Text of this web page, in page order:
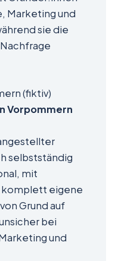
Marketing und
sie die
(fiktiv)
Vorpommern
selbstständig
mit
komplett eigene
Grund auf
bei
und